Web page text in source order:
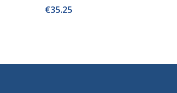
€35.25